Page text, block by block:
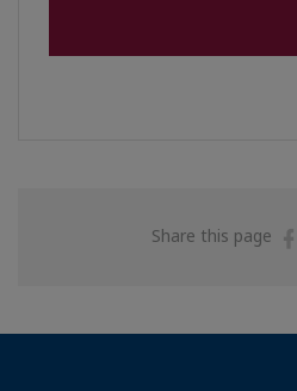
Share this page